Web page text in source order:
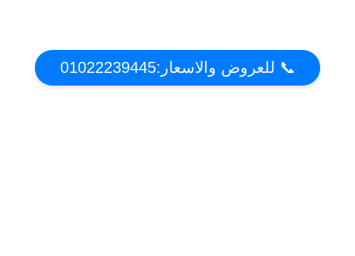
📞 للعروض والاسعار:01022239445